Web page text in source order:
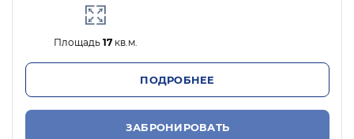
Площадь 17кв.м.
ПОДРОБНЕЕ
ЗАБРОНИРОВАТЬ